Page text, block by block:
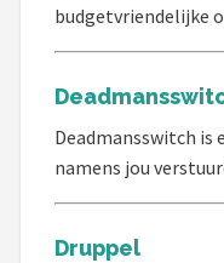
budgetvriendelijke
Deadmansswitch is
namens jou
Druppel